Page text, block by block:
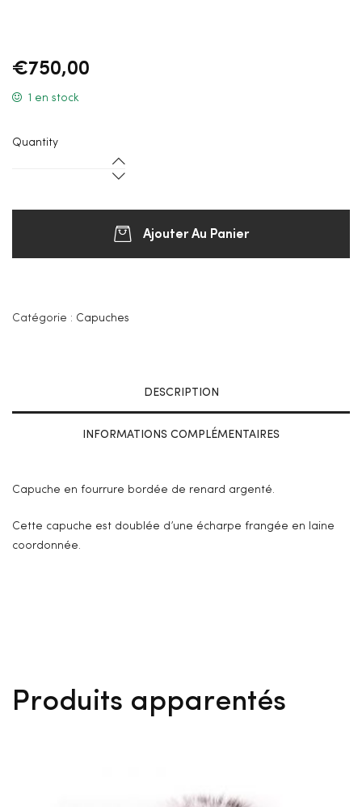
€750,00
1 en stock
Quantity
Ajouter Au Panier
Catégorie : Capuches
DESCRIPTION
INFORMATIONS COMPLÉMENTAIRES
Capuche en fourrure bordée de renard argenté.
Cette capuche est doublée d’une écharpe frangée en laine
coordonnée.
Produits apparentés